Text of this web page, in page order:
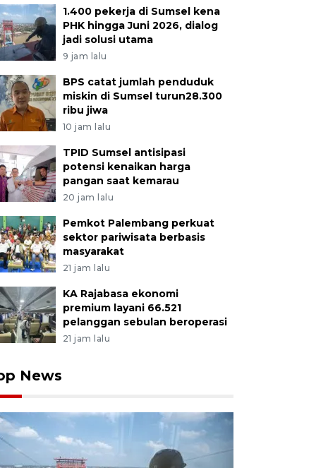
1.400 pekerja di Sumsel kena
PHK hingga Juni 2026, dialog
jadi solusi utama
9 jam lalu
BPS catat jumlah penduduk
miskin di Sumsel turun28.300
ribu jiwa
10 jam lalu
TPID Sumsel antisipasi
potensi kenaikan harga
pangan saat kemarau
20 jam lalu
Pemkot Palembang perkuat
sektor pariwisata berbasis
masyarakat
21 jam lalu
KA Rajabasa ekonomi
premium layani 66.521
pelanggan sebulan beroperasi
21 jam lalu
News